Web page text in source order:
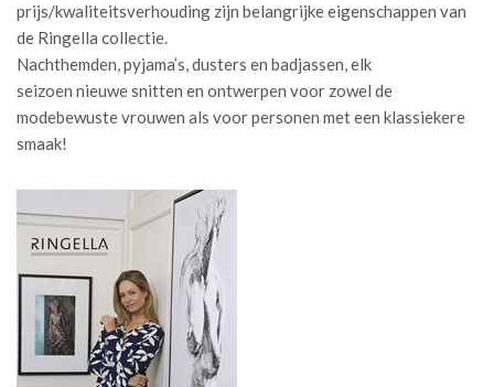
prijs/kwaliteitsverhouding zijn belangrijke eigenschappen van
de Ringella collectie.
Nachthemden, pyjama’s, dusters en badjassen, elk
seizoen nieuwe snitten en ontwerpen voor zowel de
modebewuste vrouwen als voor personen met een klassiekere
smaak!